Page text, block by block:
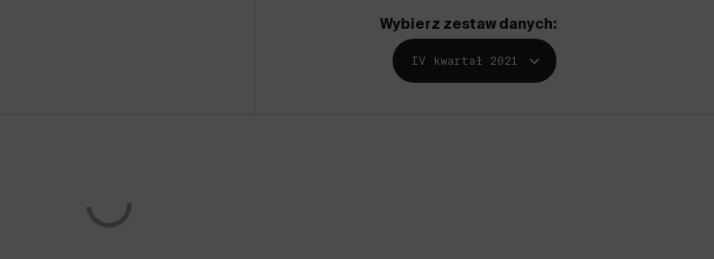
Wybierz zestaw danych:
IV kwartał 2021